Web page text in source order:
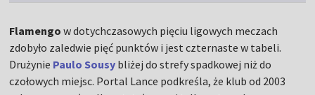
Flamengo w dotychczasowych pięciu ligowych meczach
zdobyło zaledwie pięć punktów i jest czternaste w tabeli.
Drużynie Paulo Sousy bliżej do strefy spadkowej niż do
czołowych miejsc. Portal Lance podkreśla, że klub od 2003